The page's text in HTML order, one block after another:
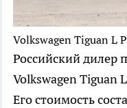
Volkswagen Tiguan L
Российский дилер
Volkswagen Tiguan
Его стоимость